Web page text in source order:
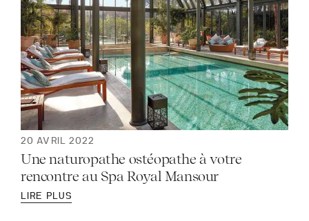
20 AVRIL 2022
Une naturopathe ostéopathe à votre
rencontre au Spa Royal Mansour
LIRE PLUS